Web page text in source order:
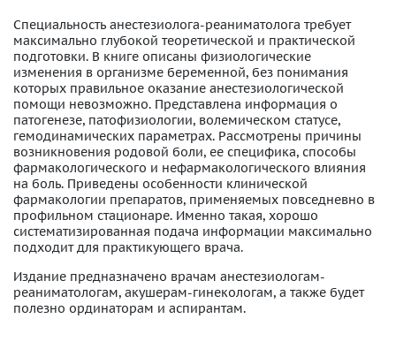
Специальность анестезиолога-реаниматолога требует
максимально глубокой теоретической и практической
подготовки. В книге описаны физиологические
изменения в организме беременной, без понимания
которых правильное оказание анестезиологической
помощи невозможно. Представлена информация о
патогенезе, патофизиологии, волемическом статусе,
гемодинамических параметрах. Рассмотрены причины
возникновения родовой боли, ее специфика, способы
фармакологического и нефармакологического влияния
на боль. Приведены особенности клинической
фармакологии препаратов, применяемых повседневно в
профильном стационаре. Именно такая, хорошо
систематизированная подача информации максимально
подходит для практикующего врача.
Издание предназначено врачам анестезиологам-
реаниматологам, акушерам-гинекологам, а также будет
полезно ординаторам и аспирантам.